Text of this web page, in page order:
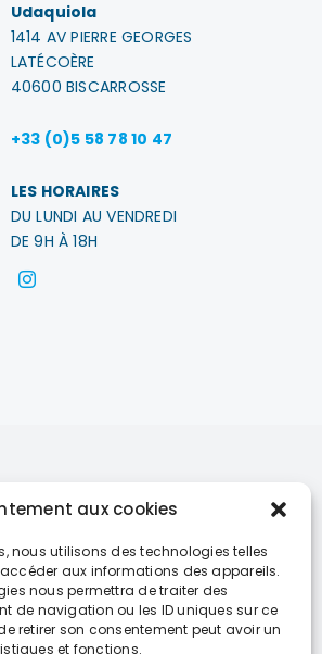
aux cookies
nous utilisons des technologies telles
aux informations des appareils.
nous permettra de traiter des
de navigation ou les ID uniques sur ce
retirer son consentement peut avoir un
et fonctions.
Udaquiola
1414 AV PIERRE GEORGES
LATÉCOÈRE
40600 BISCARROSSE
+33 (0)5 58 78 10 47
LES HORAIRES
DU LUNDI AU VENDREDI
DE 9H À 18H